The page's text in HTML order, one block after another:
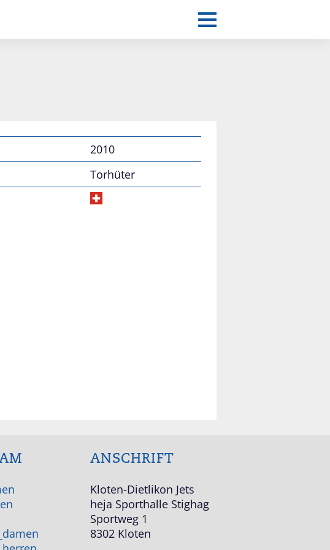
2010
Torhüter
ANSCHRIFT
Kloten-Dietlikon Jets
heja Sporthalle Stighag
Sportweg 1
8302 Kloten